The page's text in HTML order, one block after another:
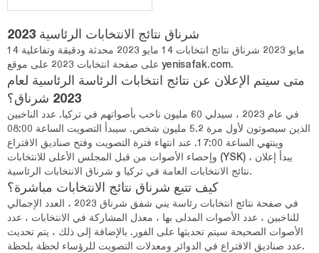
شرناق نتائج الانتخابات الرئاسية 2023
14 مايو 2023 شرناق نتائج انتخابات 14 مايو 2023 محدثة ودقيقة وتفاعلية
على صفحة انتخابات 2023 على موقع yenisafak.com.
متى سيتم الإعلان عن نتائج انتخابات الرئاسة الرئاسية لعام
2023 شرناق؟
في عام 2023 ، سيدلي 60 مليون ناخب بأصواتهم في تركيا. عدد الناخبين
الذين سيصوتون لأول مرة 5.2 مليون شخص. سيبدأ التصويت الساعة 08:00
وينتهي الساعة 17:00. عند انتهاء فترة التصويت وفتح صناديق الاقتراع
وإحصاء الأصوات من قبل المجلس الأعلى للانتخابات (YSK) ، يبدأ إعلان
نتائج الانتخابات العامة في تركيا و شرناق الانتخابات الرئاسية.
كيف تتبع شرناق نتائج الانتخابات مباشرة؟
في صفحة نتائج انتخابات رئاسة يني شفق شرناق 2023 ، العدد الإجمالي
للناخبين ، عدد الأصوات المدلى بها ، معدل المشاركة في الانتخابات ، عدد
الأصوات الصحيحة سيتم تحديثها على الفور. بالإضافة إلى ذلك ، يتم تحديث
عدد صناديق الاقتراع في الدوائر ومعدلات التصويت للرؤساء لحظة بلحظة.